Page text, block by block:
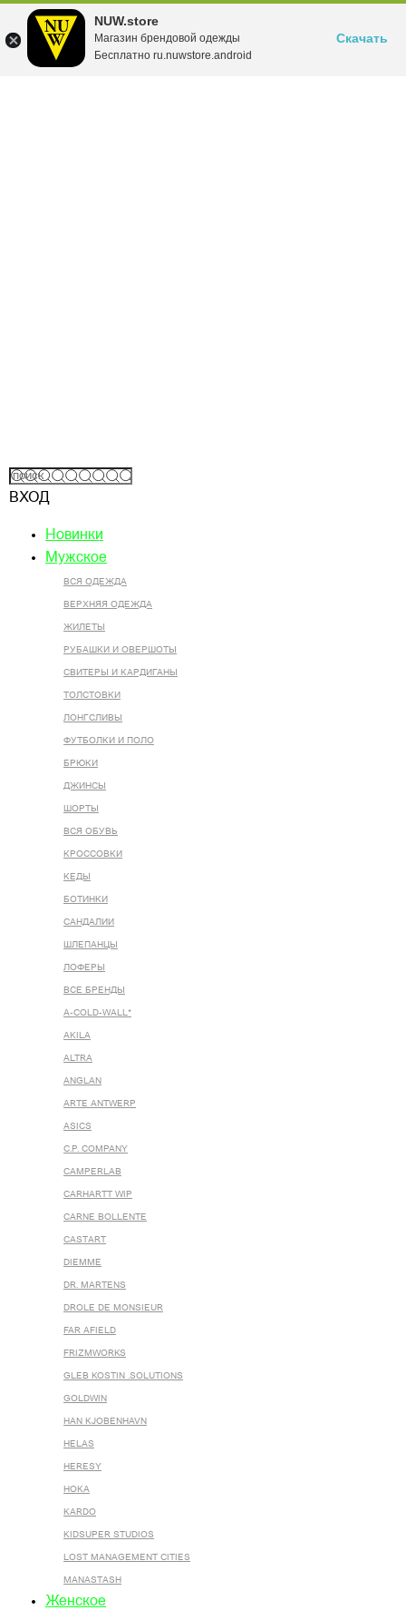
NUW.store
Магазин брендовой одежды
Бесплатно ru.nuwstore.android
Скачать
ВХОД
Новинки
Мужское
ВСЯ ОДЕЖДА
ВЕРХНЯЯ ОДЕЖДА
ЖИЛЕТЫ
РУБАШКИ И ОВЕРШОТЫ
СВИТЕРЫ И КАРДИГАНЫ
ТОЛСТОВКИ
ЛОНГСЛИВЫ
ФУТБОЛКИ И ПОЛО
БРЮКИ
ДЖИНСЫ
ШОРТЫ
ВСЯ ОБУВЬ
КРОССОВКИ
КЕДЫ
БОТИНКИ
САНДАЛИИ
ШЛЕПАНЦЫ
ЛОФЕРЫ
ВСЕ БРЕНДЫ
A-COLD-WALL*
AKILA
ALTRA
ANGLAN
ARTE ANTWERP
ASICS
C.P. COMPANY
CAMPERLAB
CARHARTT WIP
CARNE BOLLENTE
CASTART
DIEMME
DR. MARTENS
DROLE DE MONSIEUR
FAR AFIELD
FRIZMWORKS
GLEB KOSTIN .SOLUTIONS
GOLDWIN
HAN KJOBENHAVN
HELAS
HERESY
HOKA
KARDO
KIDSUPER STUDIOS
LOST MANAGEMENT CITIES
MANASTASH
Женское